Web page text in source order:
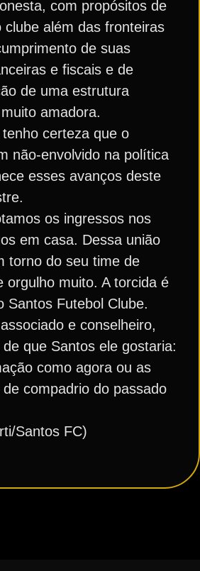
com propósitos de
clube além das fronteiras
de suas
e fiscais e de
de uma estrutura
amadora.
certeza que o
não-envolvido na política
esses avanços deste
os ingressos nos
em casa. Dessa união
torno do seu time de
orgulho muito. A torcida é
Santos Futebol Clube.
e conselheiro,
que Santos ele gostaria:
como agora ou as
compadrio do passado
Santos FC)